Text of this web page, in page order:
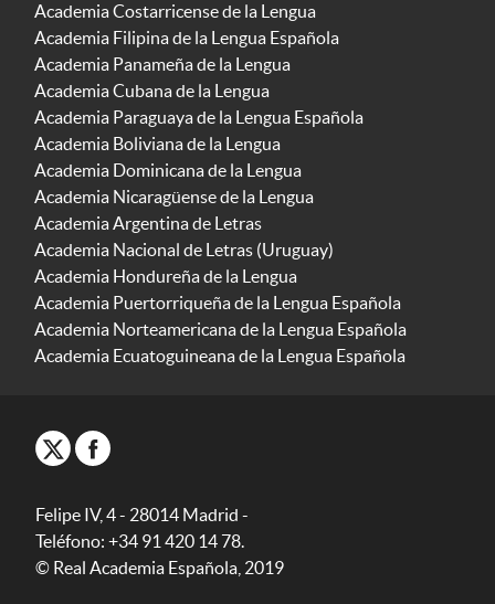
Academia Costarricense de la Lengua
Academia Filipina de la Lengua Española
Academia Panameña de la Lengua
Academia Cubana de la Lengua
Academia Paraguaya de la Lengua Española
Academia Boliviana de la Lengua
Academia Dominicana de la Lengua
Academia Nicaragüense de la Lengua
Academia Argentina de Letras
Academia Nacional de Letras (Uruguay)
Academia Hondureña de la Lengua
Academia Puertorriqueña de la Lengua Española
Academia Norteamericana de la Lengua Española
Academia Ecuatoguineana de la Lengua Española
Felipe IV, 4 - 28014 Madrid -
Teléfono: +34 91 420 14 78.
© Real Academia Española, 2019